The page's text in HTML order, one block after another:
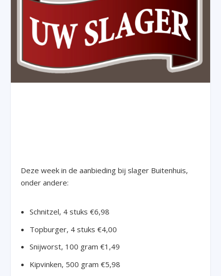
Deze week in de aanbieding bij slager Buitenhuis,
onder andere:
Schnitzel, 4 stuks €6,98
Topburger, 4 stuks €4,00
Snijworst, 100 gram €1,49
Kipvinken, 500 gram €5,98